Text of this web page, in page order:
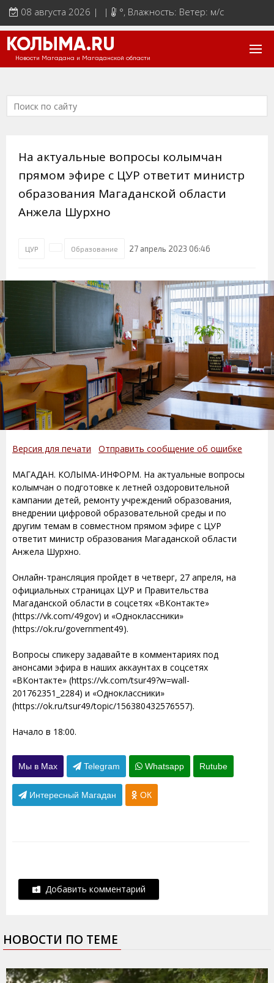
08 августа 2026 | | °, Влажность: Ветер: м/с
КОЛЫМА.RU
Новости Магадана и Магаданской области
На актуальные вопросы колымчан
прямом эфире с ЦУР ответит министр
образования Магаданской области
Анжела Шурхно
ЦУР Образование 27 апрель 2023 06:46
Версия для печати Отправить сообщение об ошибке
МАГАДАН. КОЛЫМА-ИНФОРМ. На актуальные вопросы
колымчан о подготовке к летней оздоровительной
кампании детей, ремонту учреждений образования,
внедрении цифровой образовательной среды и по
другим темам в совместном прямом эфире с ЦУР
ответит министр образования Магаданской области
Анжела Шурхно.
Онлайн-трансляция пройдет в четверг, 27 апреля, на
официальных страницах ЦУР и Правительства
Магаданской области в соцсетях «ВКонтакте»
(https://vk.com/49gov) и «Одноклассники»
(https://ok.ru/government49).
Вопросы спикеру задавайте в комментариях под
анонсами эфира в наших аккаунтах в соцсетях
«ВКонтакте» (https://vk.com/tsur49?w=wall-
201762351_2284) и «Одноклассники»
(https://ok.ru/tsur49/topic/156380432576557).
Начало в 18:00.
Мы в Max Telegram Whatsapp Rutube
Интересный Магадан ОК
Добавить комментарий
НОВОСТИ ПО ТЕМЕ